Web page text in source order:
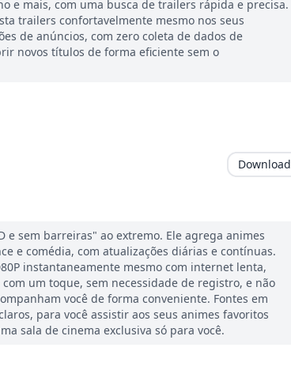
e mais, com uma busca de trailers rápida e precisa.
trailers confortavelmente mesmo nos seus
de anúncios, com zero coleta de dados de
novos títulos de forma eficiente sem o
Download
sem barreiras" ao extremo. Ele agrega animes
e comédia, com atualizações diárias e contínuas.
instantaneamente mesmo com internet lenta,
um toque, sem necessidade de registro, e não
você de forma conveniente. Fontes em
para você assistir aos seus animes favoritos
sala de cinema exclusiva só para você.